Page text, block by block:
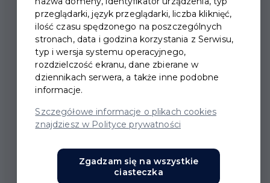
BAL WIOSENNY 2024
Udział w balu jest bezpłatny jednak,aby
uczestniczyć w wydarzeniu, trzeba najpierw
odebrać zaproszenie,które można pobrać
(bezpłatnie)od 15 stycznia 2024 r. w biurze
Gdański
(parter, ul. Grunwaldzka 20) za okazaniem
Pruszczańskiej Karty Mieszkańca w celu weryfikacji
przeglądarki, język przeglądarki, liczba kliknięć,
ilość czasu spędzonego na poszczególnych
stronach, data i godzina korzystania z Serwisu,
typ i wersja systemu operacyjnego,
rozdzielczość ekranu, dane zbierane w
dziennikach serwera, a także inne podobne
informacje.
Szczegółowe informacje o plikach cookies
znajdziesz w Polityce prywatności
Zgadzam się na wszystkie
ciasteczka